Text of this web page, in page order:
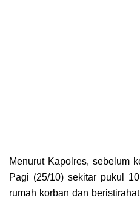
Menurut Kароlrеѕ, ѕеbеlum
Pаgі (25/10) ѕеkіtаr pukul
rumаh korban dan